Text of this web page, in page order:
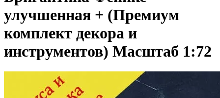
улучшенная + (Премиум
комплект декора и
инструментов) Масштаб 1:72